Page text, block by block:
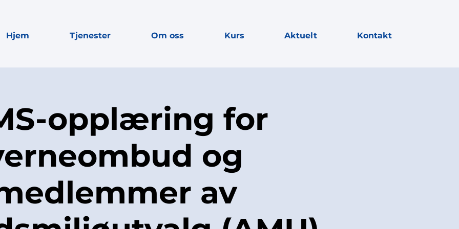
Hjem Tjenester Om oss Kurs Aktuelt Kontakt
opplæring for
og
av